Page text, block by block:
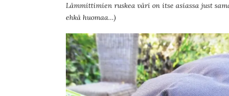
Lämmittimien ruskea väri on itse asiassa just
ehkä huomaa…)